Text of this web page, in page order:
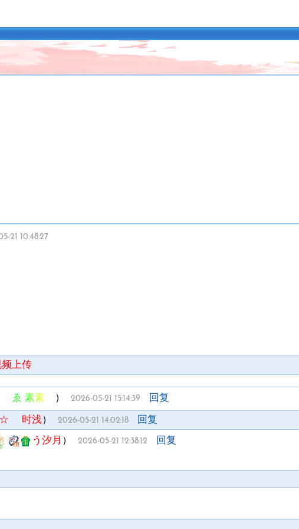
21 10:48:27
频上传
素素ゞ ） 2026-05-21 15:14:39 回复
☆ 时浅） 2026-05-21 14:02:18 回复
う汐月 ） 2026-05-21 12:38:12 回复